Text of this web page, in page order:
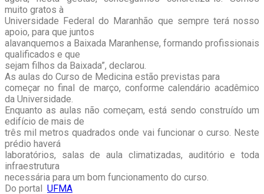
muito gratos à
Universidade Federal do Maranhão que sempre terá nosso
apoio, para que juntos
alavanquemos a Baixada Maranhense, formando profissionais
qualificados e que
sejam filhos da Baixada”, declarou.
As aulas do Curso de Medicina estão previstas para
começar no final de março, conforme calendário acadêmico
da Universidade.
Enquanto as aulas não começam, está sendo construído um
edifício de mais de
três mil metros quadrados onde vai funcionar o curso. Neste
prédio haverá
laboratórios, salas de aula climatizadas, auditório e toda
infraestrutura
necessária para um bom funcionamento do curso.
Do portal UFMA